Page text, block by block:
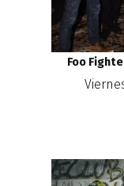
Foo